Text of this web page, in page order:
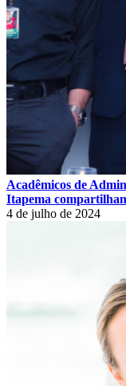
Acadêmicos de
Itapema
4 de julho de 2024